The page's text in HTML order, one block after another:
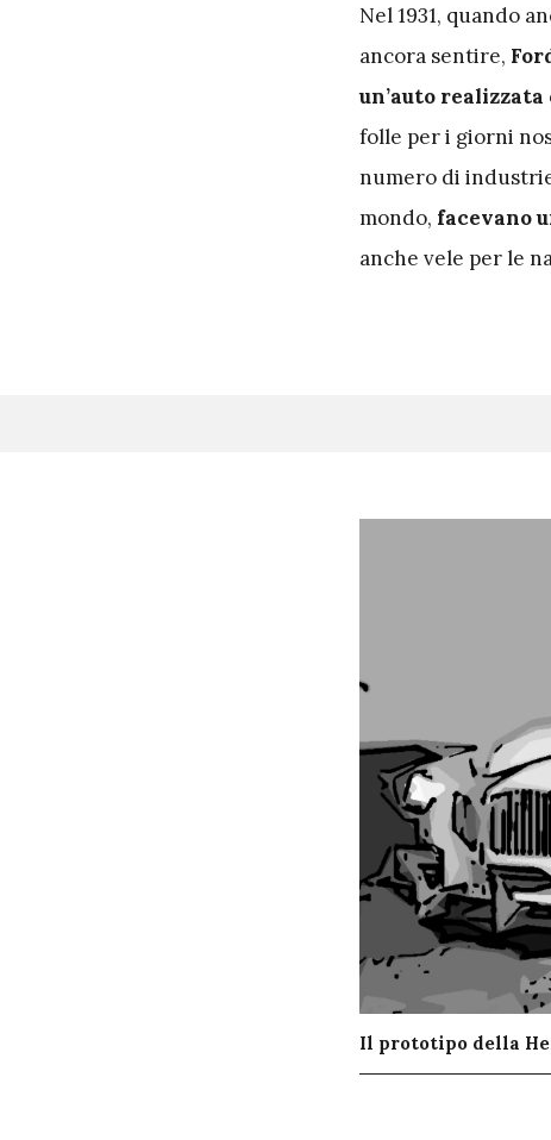
Nel 1931, quando
ancora sentire,
un’auto realizzata
folle per i giorni
numero di
mondo, facevano
anche vele per le
Il prototipo della